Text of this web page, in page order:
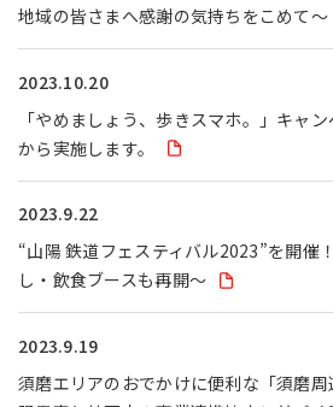
地域の皆さまへ感謝の気持ちをこめて～
2023.10.20
「やめましょう、歩きスマホ。」キャン
から実施します。
2023.9.22
“山陽 鉄道フェスティバル2023”を開催
し・飲食ブースも再開～
2023.9.19
須磨エリアのおでかけに便利な「須磨